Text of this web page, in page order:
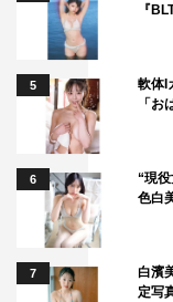
『
5
軟体I
「お
6
“現
色白
7
白濱
定写